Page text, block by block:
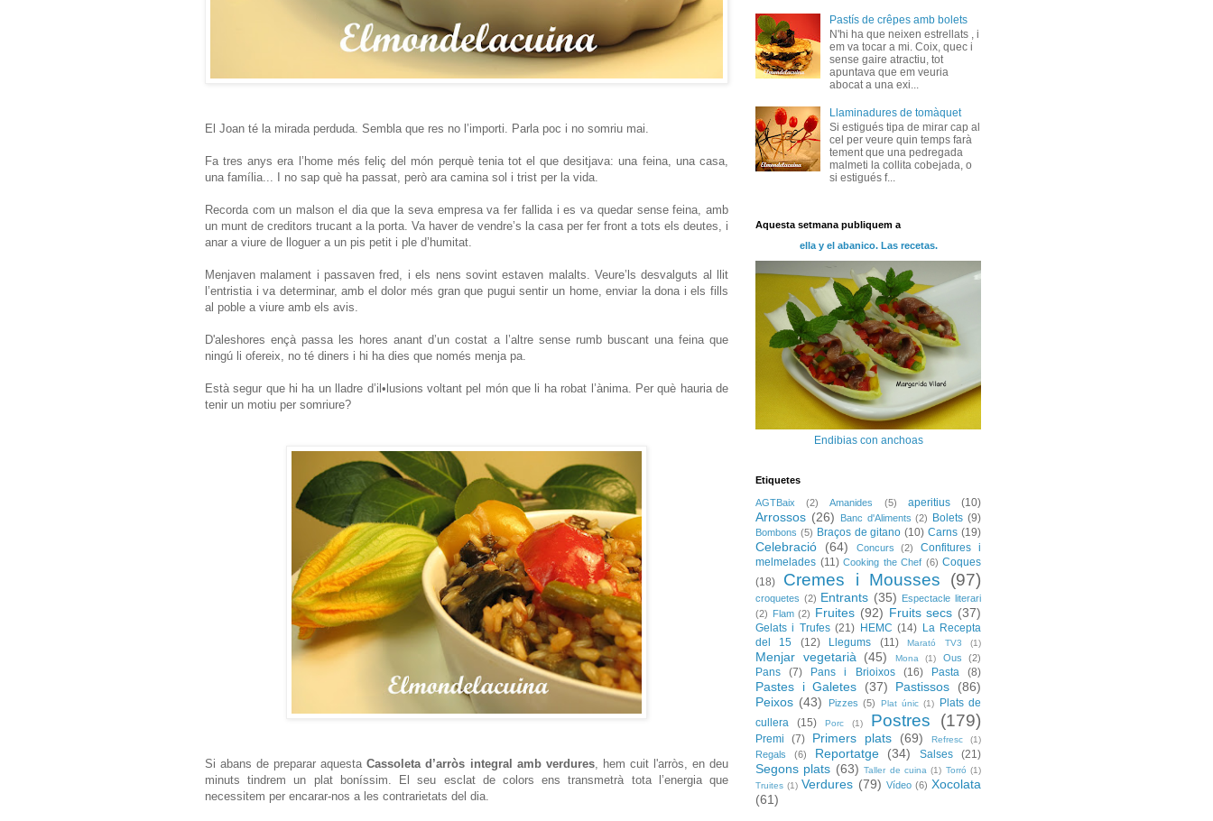
El Joan té la mirada perduda. Sembla que res no l’importi. Parla poc i no somriu mai.
Fa tres anys era l’home més feliç del món perquè tenia tot el que desitjava: una feina, una casa,
una família... I no sap què ha passat, però ara camina sol i trist per la vida.
Recorda com un malson el dia que la seva empresa va fer fallida i es va quedar sense feina, amb
un munt de creditors trucant a la porta. Va haver de vendre’s la casa per fer front a tots els deutes, i
anar a viure de lloguer a un pis petit i ple d’humitat.
Menjaven malament i passaven fred, i els nens sovint estaven malalts. Veure’ls desvalguts al llit
l’entristia i va determinar, amb el dolor més gran que pugui sentir un home, enviar la dona i els fills
al poble a viure amb els avis.
D'aleshores ençà passa les hores anant d’un costat a l’altre sense rumb buscant una feina que
ningú li ofereix, no té diners i hi ha dies que només menja pa.
Està segur que hi ha un lladre d’il•lusions voltant pel món que li ha robat l’ànima. Per què hauria de
tenir un motiu per somriure?
Si abans de preparar aquestaCassoleta d’arròs integral amb verdures, hem cuit l'arròs, en deu
minuts tindrem un plat boníssim. El seu esclat de colors ens transmetrà tota l’energia que
necessitem per encarar-nos a les contrarietats del dia.
Pastís de crêpes amb bolets
N'hi ha que neixen estrellats , i
em va tocar a mi. Coix, quec i
sense gaire atractiu, tot
apuntava que em veuria
abocat a una exi...
Llaminadures de tomàquet
Si estigués tipa de mirar cap al
cel per veure quin temps farà
tement que una pedregada
malmeti la collita cobejada, o
si estigués f...
Aquesta setmana publiquem a
ella y el abanico. Las recetas.
Endibias con anchoas
Etiquetes
AGTBaix (2) Amanides (5) aperitius (10)
Arrossos (26) Banc d'Aliments (2) Bolets (9)
Bombons (5) Braços de gitano (10) Carns (19)
Celebració (64) Concurs (2)
Confitures i
melmelades (11) Cooking the Chef (6) Coques
(18)
Cremes i Mousses (97)
croquetes (2) Entrants (35)
Espectacle literari
(2)
Flam (2) Fruites (92) Fruits secs (37)
Gelats i Trufes (21) HEMC (14) La Recepta
del 15
(12) Llegums (11) Marató TV3 (1)
Menjar vegetarià (45) Mona (1) Ous (2)
Pans (7) Pans i Brioixos (16) Pasta (8)
Pastes i Galetes (37) Pastissos
(86)
Peixos (43) Pizzes (5) Plat únic (1)
Plats de
cullera
(15) Porc (1) Postres (179)
Premi (7) Primers plats (69) Refresc (1)
Regals (6) Reportatge (34) Salses (21)
Segons plats (63) Taller de cuina (1) Torró (1)
Truites (1) Verdures (79) Vídeo (6) Xocolata
(61)